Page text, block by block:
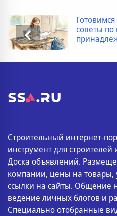
советы
Строительный интернет-
инструмент для
Доска объявлений.
компании, цены на товары,
ссылки на сайты. Общение
ведение личных блогов и
Специально отобранные